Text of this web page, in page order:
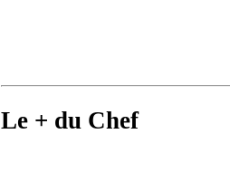
Le + du Chef